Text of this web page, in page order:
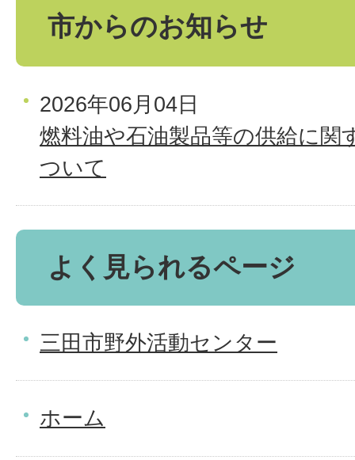
市からのお知らせ
2026年06月04日
燃料油や石油製品等の供給に関
ついて
よく見られるページ
三田市野外活動センター
ホーム